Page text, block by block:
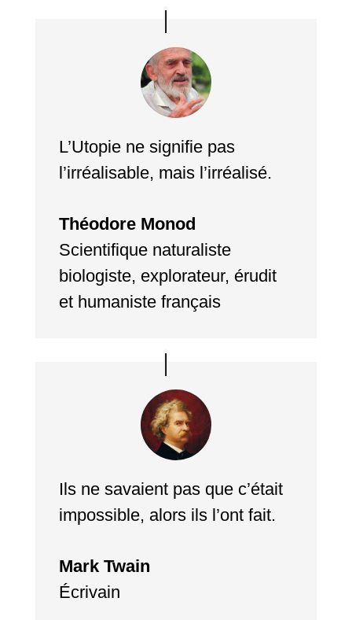
L’Utopie ne signifie pas
l’irréalisable, mais l’irréalisé.
Théodore Monod
Scientifique naturaliste
biologiste, explorateur, érudit
et humaniste français
Ils ne savaient pas que c’était
impossible, alors ils l’ont fait.
Mark Twain
Écrivain